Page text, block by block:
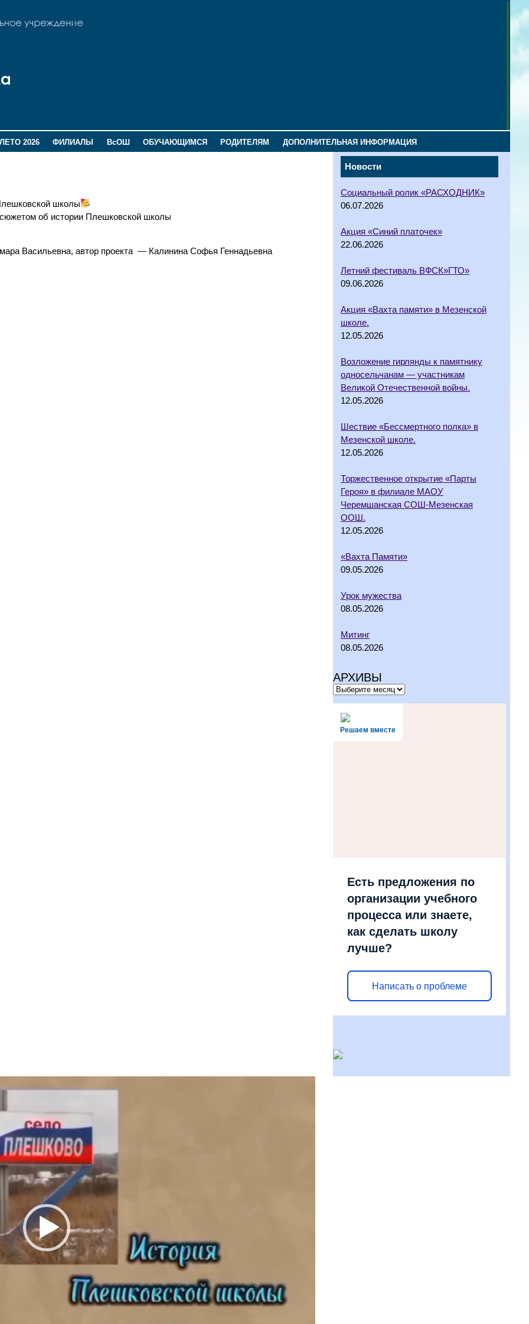
ЛЕТО 2026 ФИЛИАЛЫ ВсОШ ОБУЧАЮЩИМСЯ РОДИТЕЛЯМ ДОПОЛНИТЕЛЬНАЯ ИНФОРМАЦИЯ
Новости
Социальный ролик «РАСХОДНИК»
06.07.2026
Акция «Синий платочек»
22.06.2026
Летний фестиваль ВФСК»ГТО»
09.06.2026
Акция «Вахта памяти» в Мезенской
школе.
12.05.2026
Возложение гирлянды к памятнику
односельчанам — участникам
Великой Отечественной войны.
12.05.2026
Шествие «Бессмертного полка» в
Мезенской школе.
12.05.2026
Торжественное открытие «Парты
Героя» в филиале МАОУ
Черемшанская СОШ-Мезенская
ООШ.
12.05.2026
«Вахта Памяти»
09.05.2026
Урок мужества
08.05.2026
Митинг
08.05.2026
АРХИВЫ
Решаем вместе
Есть предложения по
организации учебного
процесса или знаете,
как сделать школу
лучше?
Написать о проблеме
школы
об истории Плешковской школы
Васильевна, автор проекта — Калинина Софья Геннадьевна